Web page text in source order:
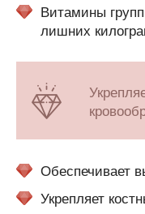
Витамины
лишних
Обеспечивает
Укрепляет